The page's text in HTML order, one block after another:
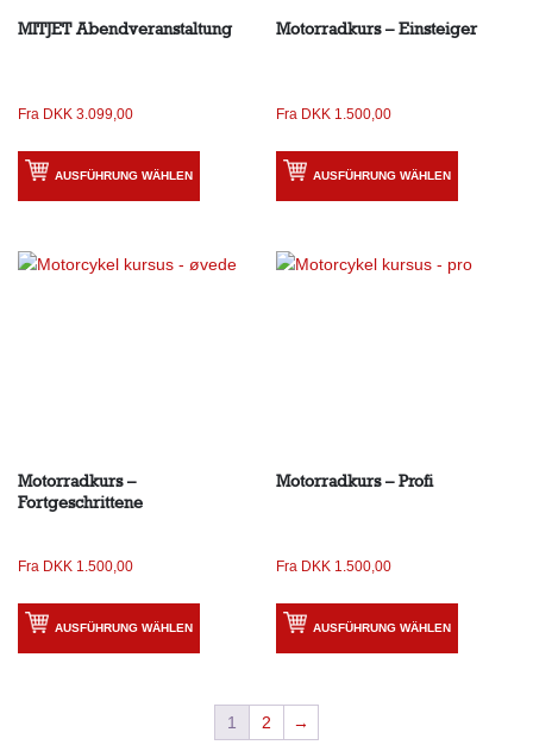
MITJET Abendveranstaltung
Fra DKK 3.099,00
AUSFÜHRUNG WÄHLEN
Motorradkurs – Einsteiger
Fra DKK 1.500,00
AUSFÜHRUNG WÄHLEN
Motorradkurs –
Fortgeschrittene
Fra DKK 1.500,00
AUSFÜHRUNG WÄHLEN
Motorradkurs – Profi
Fra DKK 1.500,00
AUSFÜHRUNG WÄHLEN
1 2 →